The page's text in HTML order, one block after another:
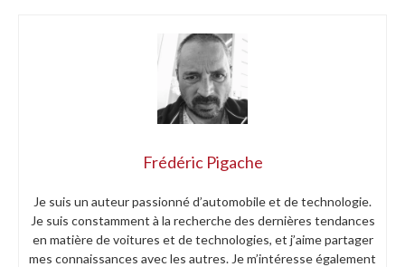
Frédéric Pigache
Je suis un auteur passionné d’automobile et de technologie.
Je suis constamment à la recherche des dernières tendances
en matière de voitures et de technologies, et j’aime partager
mes connaissances avec les autres. Je m’intéresse également